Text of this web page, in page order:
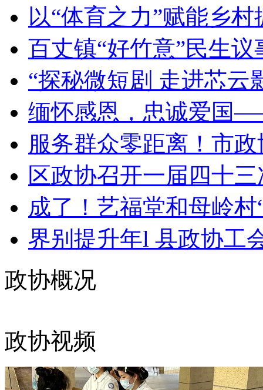
以“体育之力”赋能乡
百丈镇“好竹意”民生
“探秘微短剧 走进芯云
缅怀感恩，忠诚爱国
服务群众零距离！市
区政协召开一届四十
成了！艺福堂和母岭村
界别提升年l 县政协工
政协概况
政协视频